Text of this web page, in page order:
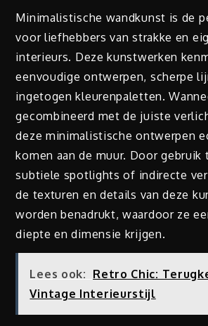
Minimalistische wandkunst is de
voor liefhebbers van strakke en
interieurs. Deze kunstwerken
eenvoudige ontwerpen, scherpe
ingetogen kleurenpaletten.
gecombineerd met de juiste
deze minimalistische ontwerpen
komen aan de muur. Door gebruik
subtiele spotlights of indirecte
de texturen en details van deze
worden benadrukt, waardoor ze
diepte en dimensie krijgen.
Lees ook: Retro Chic:
Vintage Interieurstijl